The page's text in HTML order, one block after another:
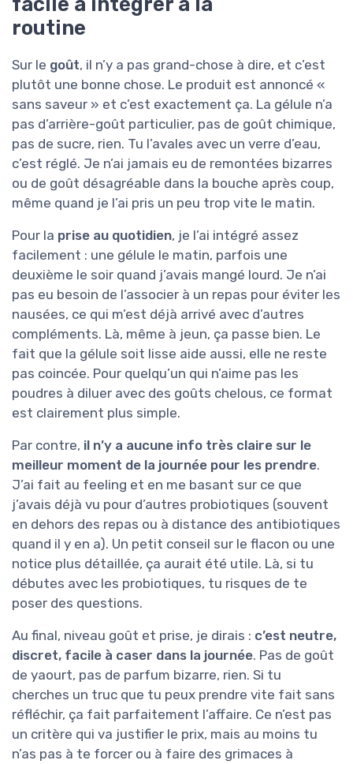
routine
Sur le goût, il n’y a pas grand-chose à dire, et c’est
plutôt une bonne chose. Le produit est annoncé «
sans saveur » et c’est exactement ça. La gélule n’a
pas d’arrière-goût particulier, pas de goût chimique,
pas de sucre, rien. Tu l’avales avec un verre d’eau,
c’est réglé. Je n’ai jamais eu de remontées bizarres
ou de goût désagréable dans la bouche après coup,
même quand je l’ai pris un peu trop vite le matin.
Pour la prise au quotidien, je l’ai intégré assez
facilement : une gélule le matin, parfois une
deuxième le soir quand j’avais mangé lourd. Je n’ai
pas eu besoin de l’associer à un repas pour éviter les
nausées, ce qui m’est déjà arrivé avec d’autres
compléments. Là, même à jeun, ça passe bien. Le
fait que la gélule soit lisse aide aussi, elle ne reste
pas coincée. Pour quelqu’un qui n’aime pas les
poudres à diluer avec des goûts chelous, ce format
est clairement plus simple.
Par contre, il n’y a aucune info très claire sur le
meilleur moment de la journée pour les prendre.
J’ai fait au feeling et en me basant sur ce que
j’avais déjà vu pour d’autres probiotiques (souvent
en dehors des repas ou à distance des antibiotiques
quand il y en a). Un petit conseil sur le flacon ou une
notice plus détaillée, ça aurait été utile. Là, si tu
débutes avec les probiotiques, tu risques de te
poser des questions.
Au final, niveau goût et prise, je dirais : c’est neutre,
discret, facile à caser dans la journée. Pas de goût
de yaourt, pas de parfum bizarre, rien. Si tu
cherches un truc que tu peux prendre vite fait sans
réfléchir, ça fait parfaitement l’affaire. Ce n’est pas
un critère qui va justifier le prix, mais au moins tu
n’as pas à te forcer ou à faire des grimaces à